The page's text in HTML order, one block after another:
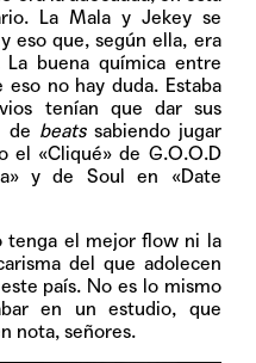
La Mala y Jekey se
eso que, según ella, era
La buena química entre
no hay duda. Estaba
tenían que dar sus
de beatssabiendo jugar
el «Cliqué» de G.O.O.D
y de Soul en «Date
tenga el mejor flow ni la
del que adolecen
país. No es lo mismo
en un estudio, que
nota, señores.